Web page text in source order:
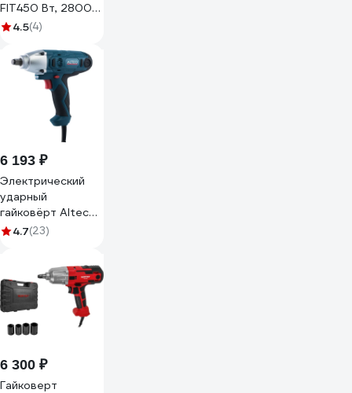
FIT450 Вт, 2800
об/мин, 4200 уд/
щеток, рез. накл.,
2,3 кг , коробка
4.5(4)
6 193 ₽
Электрический
ударный
гайковёрт Alteco
IW 350-200 30114
4.7(23)
6 300 ₽
Гайковерт